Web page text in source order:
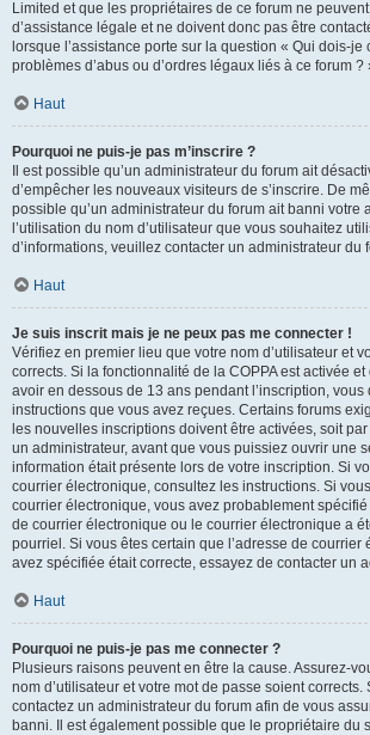
Limited et que les propriétaires de ce forum ne
d’assistance légale et ne doivent donc pas être
lorsque l’assistance porte sur la question « Qui dois-je
problèmes d’abus ou d’ordres légaux liés à ce forum ?
Haut
Pourquoi ne puis-je pas m’inscrire ?
Il est possible qu’un administrateur du forum ait
d’empêcher les nouveaux visiteurs de s’inscrire. De
possible qu’un administrateur du forum ait banni votre
l’utilisation du nom d’utilisateur que vous souhaitez
d’informations, veuillez contacter un administrateur du
Haut
Je suis inscrit mais je ne peux pas me connecter !
Vérifiez en premier lieu que votre nom d’utilisateur et
corrects. Si la fonctionnalité de la COPPA est activée
avoir en dessous de 13 ans pendant l’inscription, vous
instructions que vous avez reçues. Certains forums
les nouvelles inscriptions doivent être activées, soit
un administrateur, avant que vous puissiez ouvrir une
information était présente lors de votre inscription. Si
courrier électronique, consultez les instructions. Si
courrier électronique, vous avez probablement
de courrier électronique ou le courrier électronique a
pourriel. Si vous êtes certain que l’adresse de courrier
avez spécifiée était correcte, essayez de contacter un
Haut
Pourquoi ne puis-je pas me connecter ?
Plusieurs raisons peuvent en être la cause. Assurez-
nom d’utilisateur et votre mot de passe soient corrects.
contactez un administrateur du forum afin de vous
banni. Il est également possible que le propriétaire du